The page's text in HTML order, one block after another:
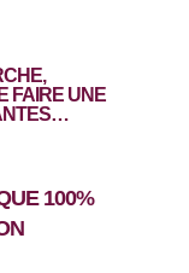
FAIRE UNE
100%